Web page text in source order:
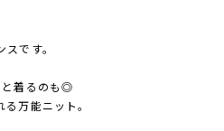
です。
と着るのも◎
万能ニット。